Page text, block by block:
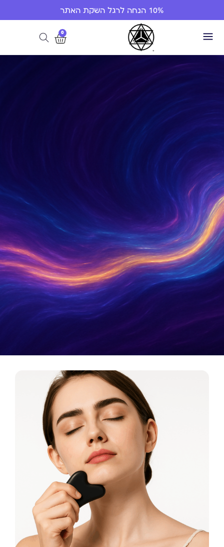
10% הנחה לרגל השקת האתר
0
Metamatica Boutique
כלי תדר לריפוי, אסתטיקה ואיזון אנרגטי. המסע מהרוח
אל החומר מתחיל כאן.
לכניסה לבוטיק